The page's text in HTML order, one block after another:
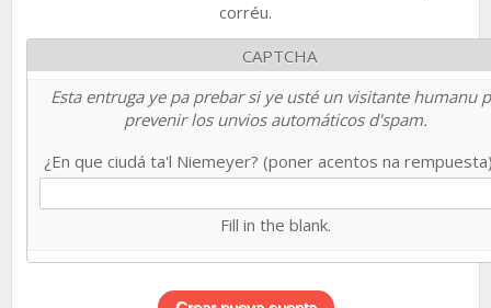
corréu.
CAPTCHA
Esta entruga ye pa prebar si ye usté un visitante humanu
prevenir los unvios automáticos d'spam.
¿En que ciudá ta'l Niemeyer? (poner acentos na
Fill in the blank.